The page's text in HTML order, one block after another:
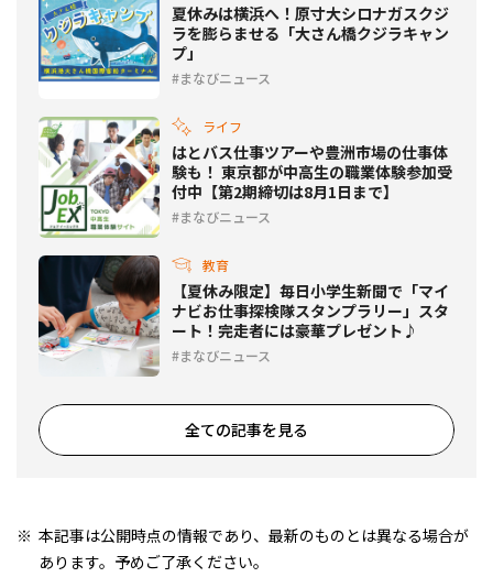
夏休みは横浜へ！原寸大シロナガスクジ
ラを膨らませる「大さん橋クジラキャン
プ」
まなびニュース
ライフ
はとバス仕事ツアーや豊洲市場の仕事体
験も！ 東京都が中高生の職業体験参加受
付中【第2期締切は8月1日まで】
まなびニュース
教育
【夏休み限定】毎日小学生新聞で「マイ
ナビお仕事探検隊スタンプラリー」スタ
ート！完走者には豪華プレゼント♪
まなびニュース
全ての記事を見る
本記事は公開時点の情報であり、最新のものとは異なる場合が
あります。予めご了承ください。